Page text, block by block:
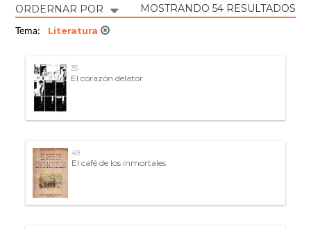
ORDERNAR POR MOSTRANDO 54 RESULTADOS
Tema: Literatura
35
El corazón delator
49
El café de los inmortales